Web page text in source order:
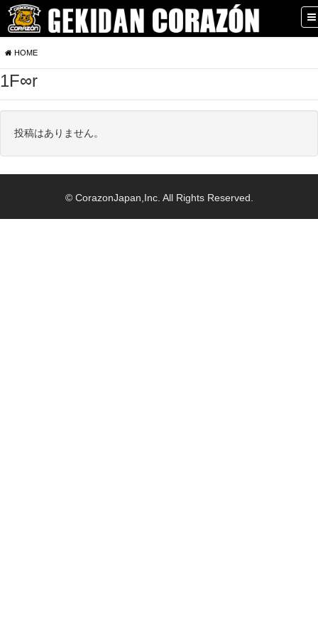
HOME
1F∞r
投稿はありません。
© CorazonJapan,Inc. All Rights Reserved.